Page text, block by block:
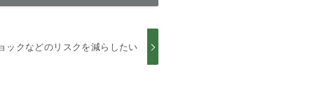
ックなどのリスクを減らしたい